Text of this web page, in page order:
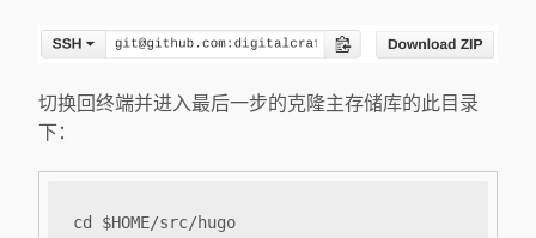
切换回终端并进入最后一步的克隆主存储库的此目录
下：